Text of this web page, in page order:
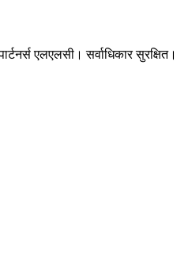
एलएलसी। सर्वाधिकार सुरक्षित।​​